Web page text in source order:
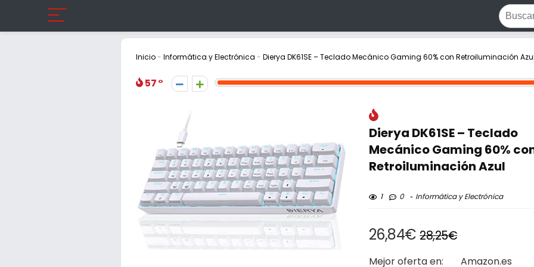
Inicio- Informática y Electrónica - Dierya DK61SE – Teclado Mecánico Gaming 60% con Retroiluminación
57
Dierya DK61SE – Teclado
Mecánico Gaming 60%
Retroiluminación Azul
1 0 Informática y Electrónica
26,84€ 28,25€
Mejor oferta en: Amazon.es